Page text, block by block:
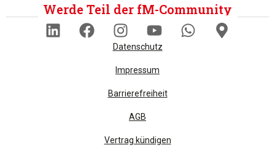
Werde Teil der fM-Community
Datenschutz
Impressum
Barrierefreiheit
AGB
Vertrag kündigen